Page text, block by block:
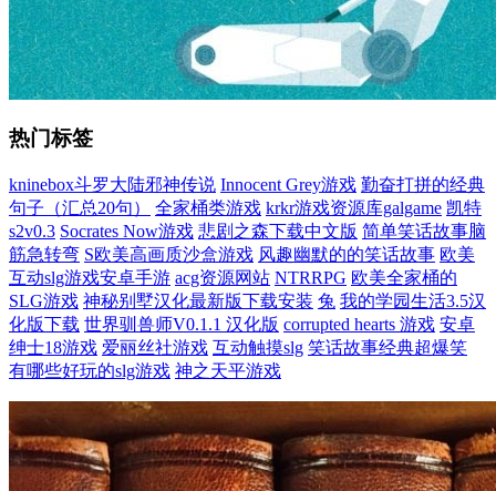
热门标签
kninebox斗罗大陆邪神传说 Innocent Grey游戏 勤奋打拼的经典
句子（汇总20句）
全家桶类游戏 krkr游戏资源库galgame 凯特
s2v0.3 Socrates Now游戏 悲剧之森下载中文版 简单笑话故事脑
筋急转弯 S欧美高画质沙盒游戏 风趣幽默的的笑话故事 欧美
互动slg游戏安卓手游 acg资源网站 NTRRPG 欧美全家桶的
SLG游戏 神秘别墅汉化最新版下载安装 兔 我的学园生活3.5汉
化版下载 世界驯兽师V0.1.1 汉化版 corrupted hearts 游戏 安卓
绅士18游戏 爱丽丝社游戏 互动触摸slg 笑话故事经典超爆笑
有哪些好玩的slg游戏 神之天平游戏